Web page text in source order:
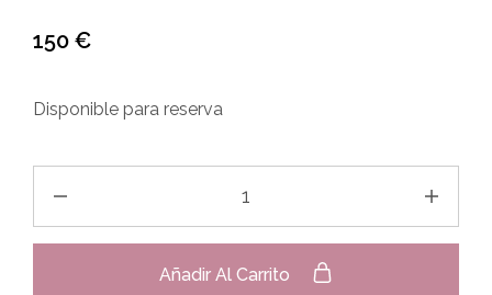
150 €
Disponible para reserva
Añadir Al Carrito